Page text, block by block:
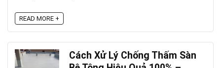
READ MORE +
Cách Xử Lý Chống Thấm Sàn